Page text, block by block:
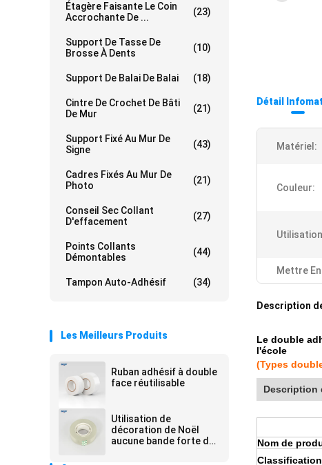
Étagère Faisante Le Coin
Accrochante De ...
(23)
Support De Tasse De
Brosse À Dents
(10)
Support De Balai De Balai (18)
Cintre De Crochet De Bâti
De Mur
(21)
Support Fixé Au Mur De
Signe
(43)
Cadres Fixés Au Mur De
Photo
(21)
Conseil Sec Collant
D'effacement
(27)
Points Collants
Démontables
(44)
Tampon Auto-Adhésif (34)
Les Meilleurs Produits
Ruban adhésif à double
face réutilisable
Utilisation de
décoration de Noël
aucune bande forte de
Détail
Matériel:
Couleur:
Mettre
Description
Le double
l'école
(Types
Description
Nom de
Classification